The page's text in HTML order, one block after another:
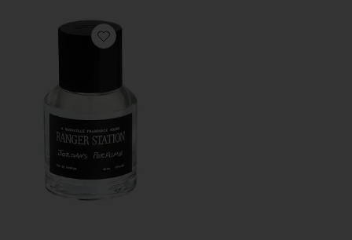
Favorite ПАРФУМ JORDAN'S PERFUME